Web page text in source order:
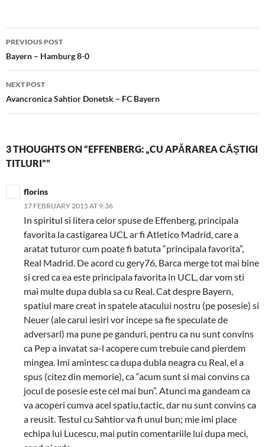
Post
navigation
PREVIOUS POST
Bayern – Hamburg 8-0
NEXT POST
Avancronica Sahtior Donetsk – FC Bayern
3 THOUGHTS ON “EFFENBERG: „CU APĂRAREA CÂȘTIGI
TITLURI””
florins
17 FEBRUARY 2015 AT 9:36
In spiritul si litera celor spuse de Effenberg, principala
favorita la castigarea UCL ar fi Atletico Madrid, care a
aratat tuturor cum poate fi batuta “principala favorita”,
Real Madrid. De acord cu gery76, Barca merge tot mai bine
si cred ca ea este principala favorita in UCL, dar vom sti
mai multe dupa dubla sa cu Real. Cat despre Bayern,
spatiul mare creat in spatele atacului nostru (pe posesie) si
Neuer (ale carui iesiri vor incepe sa fie speculate de
adversari) ma pune pe ganduri, pentru ca nu sunt convins
ca Pep a invatat sa-l acopere cum trebuie cand pierdem
mingea. Imi amintesc ca dupa dubla neagra cu Real, el a
spus (citez din memorie), ca “acum sunt si mai convins ca
jocul de posesie este cel mai bun”. Atunci ma gandeam ca
va acoperi cumva acel spatiu,tactic, dar nu sunt convins ca
a reusit. Testul cu Sahtior va fi unul bun; mie imi place
echipa lui Lucescu, mai putin comentariile lui dupa meci,